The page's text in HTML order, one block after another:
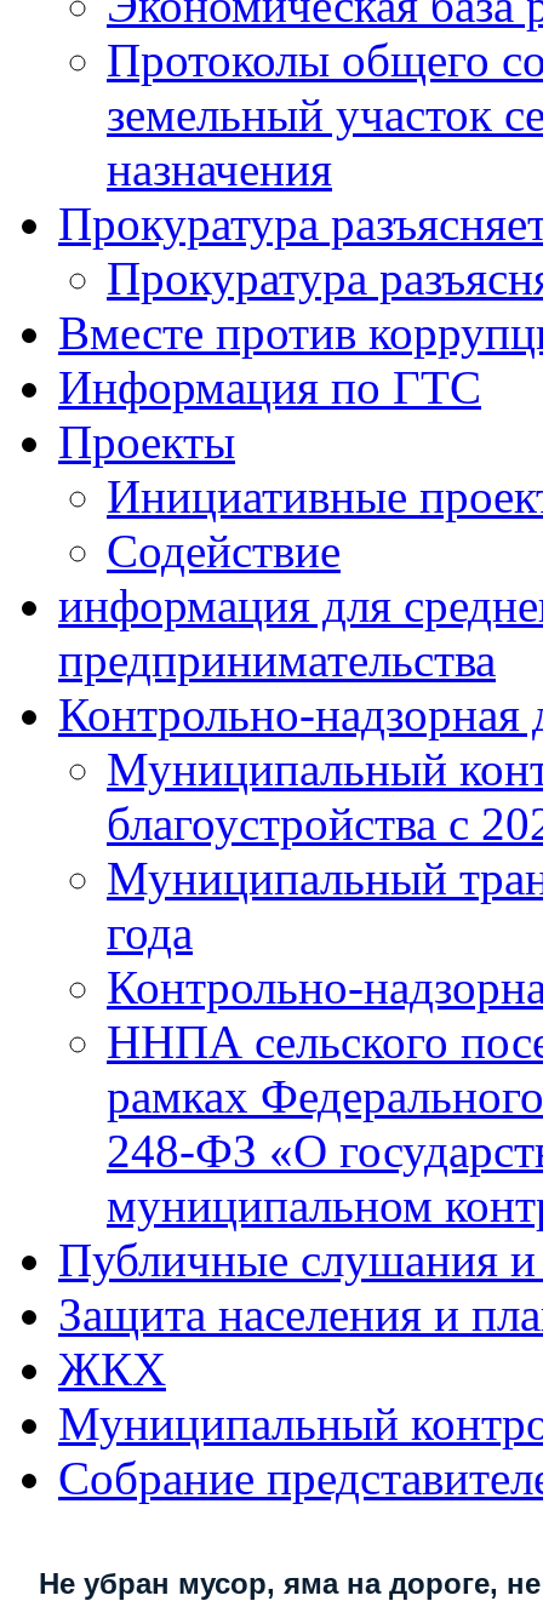
Протоколы общего
земельный участок
назначения
Прокуратура
Прокуратура
Вместе против
Информация по ГТС
Проекты
Инициативные
Содействие
информация для
предпринимательства
Контрольно-надзорная
Муниципальный
благоустройства с
Муниципальный
года
Контрольно-
ННПА сельского
рамках
248-ФЗ «О
муниципальном
Публичные слушания
Защита населения и
ЖКХ
Муниципальный
Собрание
Не убран мусор, яма на дороге,